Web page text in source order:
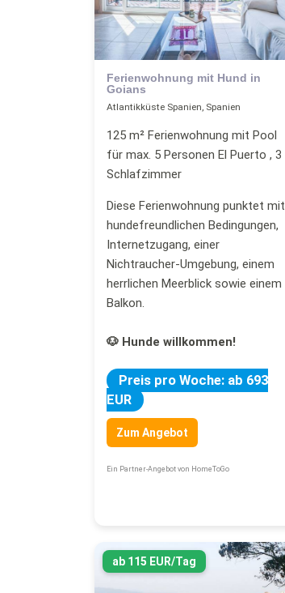
Ferienwohnung mit Hund in
Goians
Atlantikküste Spanien, Spanien
125 m² Ferienwohnung mit Pool
für max. 5 Personen El Puerto , 3
Schlafzimmer
Diese Ferienwohnung punktet mit
hundefreundlichen Bedingungen,
Internetzugang, einer
Nichtraucher-Umgebung, einem
herrlichen Meerblick sowie einem
Balkon.
🐶 Hunde willkommen!
Preis pro Woche: ab 693
EUR
Zum Angebot
Ein Partner-Angebot von HomeToGo
ab 115 EUR/Tag